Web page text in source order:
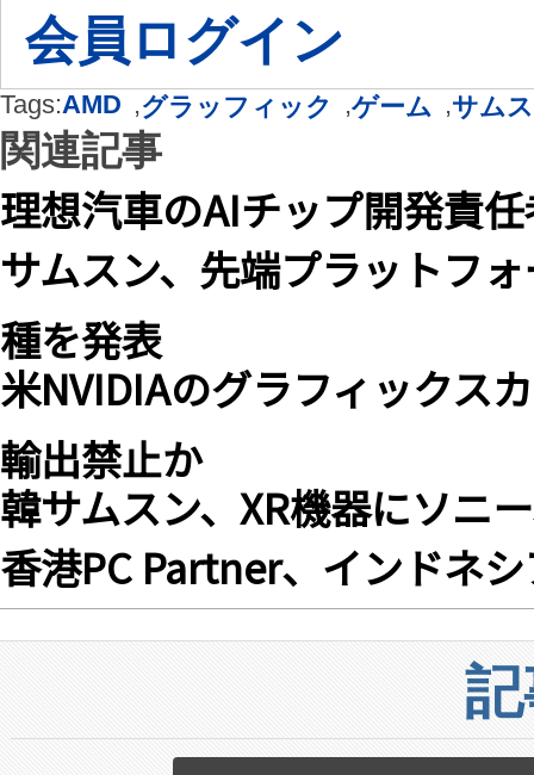
会員ログイン
Tags:AMD ,グラッフィック ,ゲーム ,サム
関連記事
理想汽車のAIチップ開発責
サムスン、先端プラットフ
種を発表
米NVIDIAのグラフィックス
輸出禁止か
韓サムスン、XR機器にソニ
香港PC Partner、インドネ